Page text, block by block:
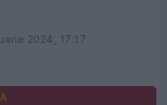
2024, 17:17